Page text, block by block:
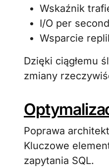
Wskaźnik
I/O per
Wsparcie
Dzięki ciągłemu
zmiany
Poprawa
Kluczowe
zapytania SQL.